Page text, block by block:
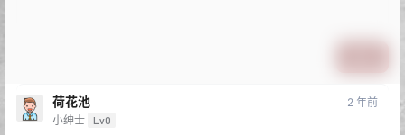
荷花池
小绅士 Lv0
2 年前